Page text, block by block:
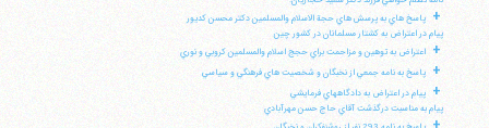
+
پاسخ هاي به پرسش هاي حجة الاسلام والمسلمين دكتر محسن كديور
پيام در اعتراض به كشتار مسلمانان در كشور چين
+ اعتراض به توهين و مزاحمت براي حجج اسلام والمسلمين كروبي و نوري
+ پاسخ به نامه جمعي از نخبگان و شخصيت هاي فرهنگي و سياسي
+
پيام در اعتراض به دادگاههاي فرمايشي
پيام به مناسبت درگذشت آقاي حاج حسن مهرآبادي